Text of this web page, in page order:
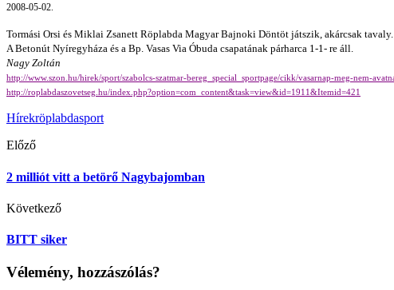
2008-05-02.
Tormási Orsi és Miklai Zsanett Röplabda Magyar Bajnoki Döntöt játszik, akárcsak tavaly.
A Betonút Nyíregyháza és a Bp. Vasas Via Óbuda csapatának párharca 1-1- re áll.
Nagy Zoltán
http://www.szon.hu/hirek/sport/szabolcs-szatmar-bereg_special_sportpage/cikk/vasarnap-meg-nem-
http://roplabdaszovetseg.hu/index.php?option=com_content&task=view&id=1911&Itemid=421
Hírekröplabdasport
Előző
2 milliót vitt a betörő Nagybajomban
Következő
BITT siker
Vélemény, hozzászólás?